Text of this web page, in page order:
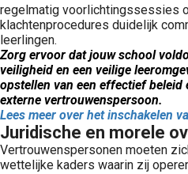
regelmatig voorlichtingssessies
klachtenprocedures duidelijk
leerlingen.
Zorg ervoor dat jouw school
veiligheid en een veilige
opstellen van een effectief beleid
externe vertrouwenspersoon.
Lees meer over het inschakelen
Juridische en morele
Vertrouwenspersonen moeten
wettelijke kaders waarin zij